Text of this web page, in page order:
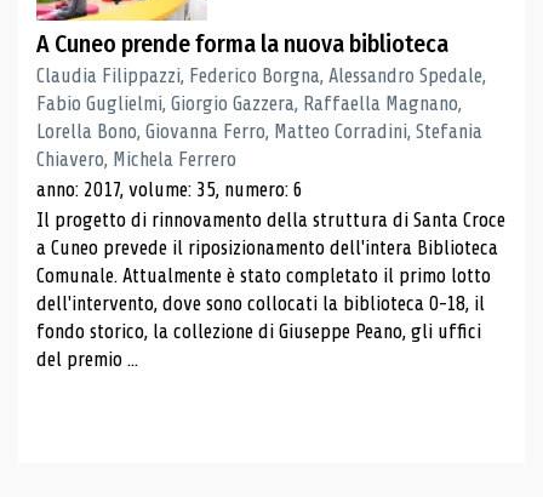
A Cuneo prende forma la nuova biblioteca
Claudia Filippazzi, Federico Borgna, Alessandro Spedale,
Fabio Guglielmi, Giorgio Gazzera, Raffaella Magnano,
Lorella Bono, Giovanna Ferro, Matteo Corradini, Stefania
Chiavero, Michela Ferrero
anno: 2017, volume: 35, numero: 6
Il progetto di rinnovamento della struttura di Santa Croce
a Cuneo prevede il riposizionamento dell'intera Biblioteca
Comunale. Attualmente è stato completato il primo lotto
dell'intervento, dove sono collocati la biblioteca 0-18, il
fondo storico, la collezione di Giuseppe Peano, gli uffici
del premio ...